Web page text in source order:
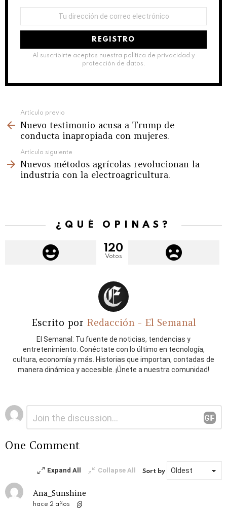
Al suscribirte aceptas nuestra política de privacidad y
protección de datos.
more
Artículo previo
Nuevo testimonio acusa a Trump de
conducta inapropiada con mujeres.
Artículo siguiente
Nuevos métodos agrícolas revolucionan la
industria con la electroagricultura.
¿QUÉ OPINAS?
120
Votos
Escrito por Redacción - El Semanal
El Semanal: Tu fuente de noticias, tendencias y
entretenimiento. Conéctate con lo último en tecnología,
cultura, economía y más. Historias que importan, contadas de
manera dinámica y accesible. ¡Únete a nuestra comunidad!
Deja
una
One Comment
Expand All Collapse All Sort by
Ana_Sunshine
hace 2 años